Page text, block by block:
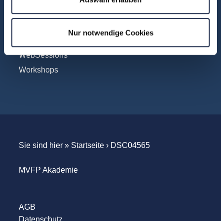
Nur notwendige Cookies
WebSessions
Workshops
Sie sind hier » Startseite› DSC04565
MVFP Akademie
AGB
Datenschutz